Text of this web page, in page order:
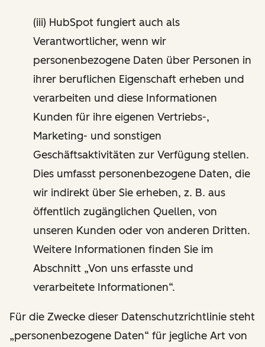
(iii) HubSpot fungiert auch als
Verantwortlicher, wenn wir
personenbezogene Daten über Personen in
ihrer beruflichen Eigenschaft erheben und
verarbeiten und diese Informationen
Kunden für ihre eigenen Vertriebs-,
Marketing- und sonstigen
Geschäftsaktivitäten zur Verfügung stellen.
Dies umfasst personenbezogene Daten, die
wir indirekt über Sie erheben, z. B. aus
öffentlich zugänglichen Quellen, von
unseren Kunden oder von anderen Dritten.
Weitere Informationen finden Sie im
Abschnitt „Von uns erfasste und
verarbeitete Informationen“.
Für die Zwecke dieser Datenschutzrichtlinie steht
„personenbezogene Daten“ für jegliche Art von